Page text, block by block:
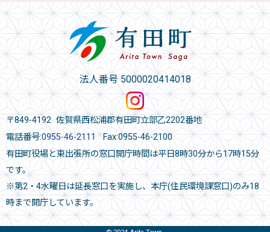
法人番号 5000020414018
〒849-4192 佐賀県西松浦郡有田町立部乙2202番地
電話番号:0955-46-2111 Fax:0955-46-2100
有田町役場と東出張所の窓口開庁時間は平日8時30分から17時15分
です。
※第2・4水曜日は延長窓口を実施し、本庁(住民環境課窓口)のみ18
時まで開庁しています。